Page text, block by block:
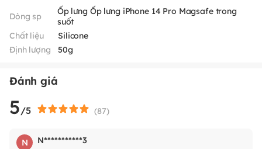
Dòng sp
Ốp lưng Ốp lưng iPhone 14 Pro Magsafe trong
suốt
Chất liệu
Silicone
Định lượng
50g
Đánh giá
5/5 (87)
N N***********3